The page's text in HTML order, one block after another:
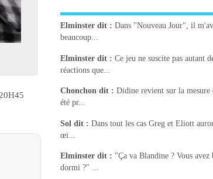
Elminster dit : Dans "Nouveau Jour", il
beaucoup...
Elminster dit : Ce jeu ne suscite pas autant
réactions que...
Chonchon dit : Didine revient sur la mesure
été pr...
Sol dit : Dans tout les cas Greg et Eliott
œi...
Elminster dit : "Ça va Blandine ? Vous avez
dormi ?" ...